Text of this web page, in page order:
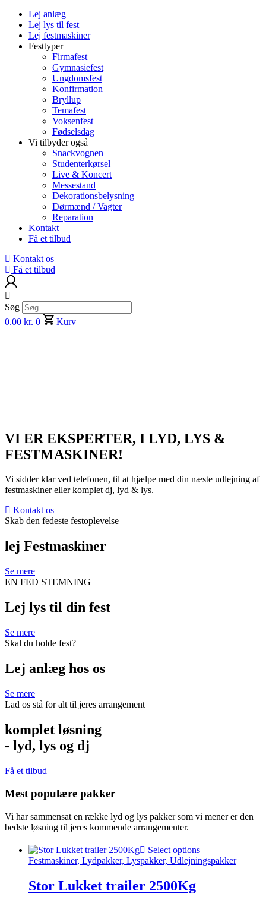
Lej anlæg
Lej lys til fest
Lej festmaskiner
Festtyper
Firmafest
Gymnasiefest
Ungdomsfest
Konfirmation
Bryllup
Temafest
Voksenfest
Fødselsdag
Vi tilbyder også
Snackvognen
Studenterkørsel
Live & Koncert
Messestand
Dekorationsbelysning
Dørmænd / Vagter
Reparation
Kontakt
Få et tilbud
Kontakt os
Få et tilbud
Søg
0.00 kr. 0 Kurv
VI ER EKSPERTER, I LYD, LYS &
FESTMASKINER!
Vi sidder klar ved telefonen, til at hjælpe med din næste udlejning af
festmaskiner eller komplet dj, lyd & lys.
Kontakt os
Skab den fedeste festoplevelse
lej Festmaskiner
Se mere
EN FED STEMNING
Lej lys til din fest
Se mere
Skal du holde fest?
Lej anlæg hos os
Se mere
Lad os stå for alt til jeres arrangement
komplet løsning
- lyd, lys og dj
Få et tilbud
Mest populære pakker
Vi har sammensat en række lyd og lys pakker som vi mener er den
bedste løsning til jeres kommende arrangementer.
Select options
Festmaskiner, Lydpakker, Lyspakker, Udlejningspakker
Stor Lukket trailer 2500Kg